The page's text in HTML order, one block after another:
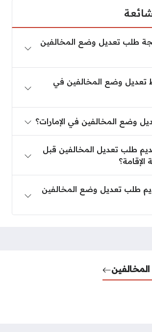
طلب تعديل وضع المخالفين
وضع المخالفين في
وضع المخالفين في الإمارات؟
طلب تعديل المخالفين قبل
الإقامة؟
طلب تعديل وضع المخالفين